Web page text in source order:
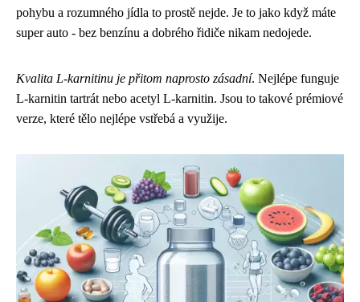
pohybu a rozumného jídla to prostě nejde. Je to jako když máte
super auto - bez benzínu a dobrého řidiče nikam nedojede.
Kvalita L-karnitinu je přitom naprosto zásadní. Nejlépe funguje
L-karnitin tartrát nebo acetyl L-karnitin. Jsou to takové prémiové
verze, které tělo nejlépe vstřebá a využije.